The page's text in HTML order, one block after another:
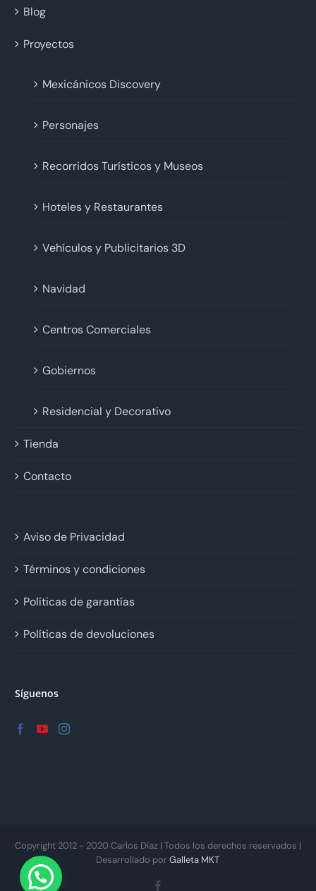
Blog
Proyectos
Mexicánicos Discovery
Personajes
Recorridos Turísticos y Museos
Hoteles y Restaurantes
Vehículos y Publicitarios 3D
Navidad
Centros Comerciales
Gobiernos
Residencial y Decorativo
Tienda
Contacto
Aviso de Privacidad
Términos y condiciones
Políticas de garantías
Políticas de devoluciones
Síguenos
Copyright 2012 - 2020 Carlos Díaz | Todos los derechos reservados |
Desarrollado porGalleta MKT